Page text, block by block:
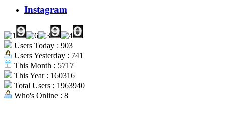
Instagram
Users Today : 903
Users Yesterday : 741
This Month : 5717
This Year : 160316
Total Users : 1963940
Who's Online : 8